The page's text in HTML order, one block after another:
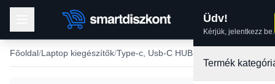
Üdv!
Kérjük, jelentkezz be.
Termék
Főoldal Laptop kiegészítők Type-c, Usb-C HUB, adapter